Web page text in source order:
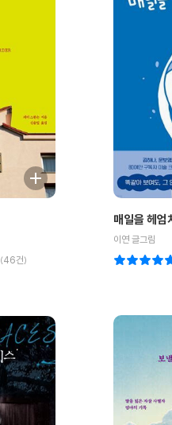
(46건)
매일을 헤엄
이연 글그림